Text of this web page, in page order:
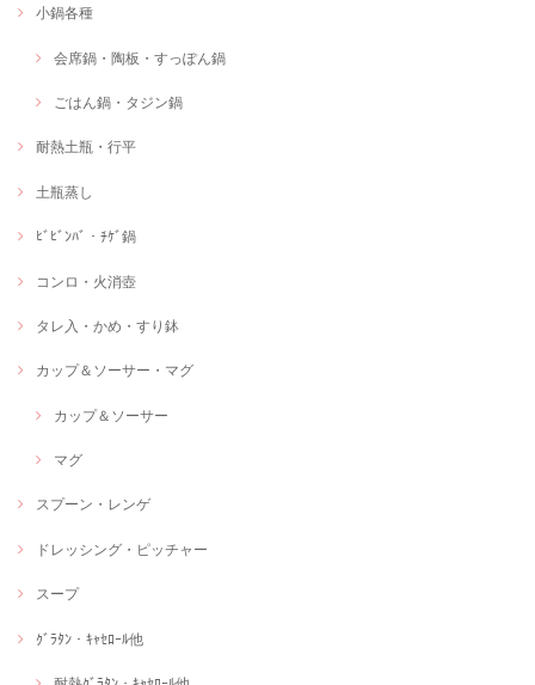
小鍋各種
会席鍋・陶板・すっぽん鍋
ごはん鍋・タジン鍋
耐熱土瓶・行平
土瓶蒸し
ﾋﾞﾋﾞﾝﾊﾞ・ﾁｹﾞ鍋
コンロ・火消壺
タレ入・かめ・すり鉢
カップ＆ソーサー・マグ
カップ＆ソーサー
マグ
スプーン・レンゲ
ドレッシング・ピッチャー
スープ
ｸﾞﾗﾀﾝ・ｷｬｾﾛｰﾙ他